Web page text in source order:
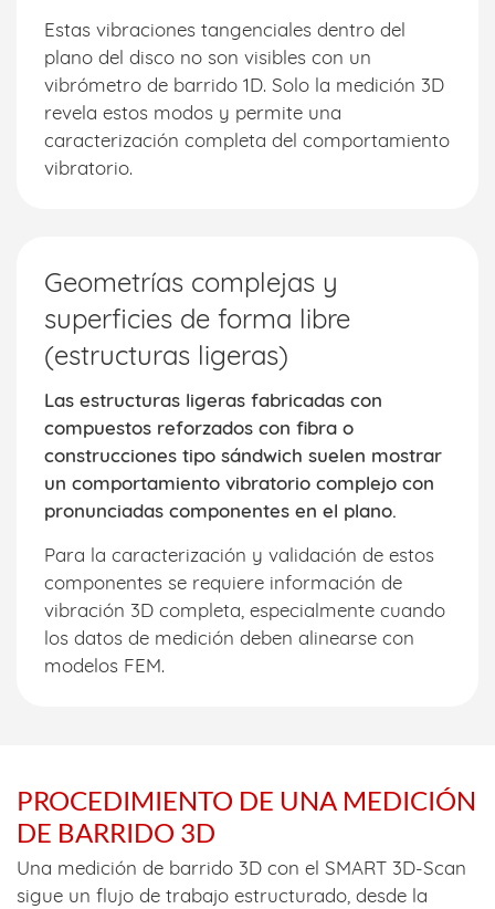
Estas vibraciones tangenciales dentro del
plano del disco no son visibles con un
vibrómetro de barrido 1D. Solo la medición 3D
revela estos modos y permite una
caracterización completa del comportamiento
vibratorio.
Geometrías complejas y
superficies de forma libre
(estructuras ligeras)
Las estructuras ligeras fabricadas con
compuestos reforzados con fibra o
construcciones tipo sándwich suelen mostrar
un comportamiento vibratorio complejo con
pronunciadas componentes en el plano.
Para la caracterización y validación de estos
componentes se requiere información de
vibración 3D completa, especialmente cuando
los datos de medición deben alinearse con
modelos FEM.
PROCEDIMIENTO DE UNA MEDICIÓN
DE BARRIDO 3D
Una medición de barrido 3D con el SMART 3D-Scan
sigue un flujo de trabajo estructurado, desde la